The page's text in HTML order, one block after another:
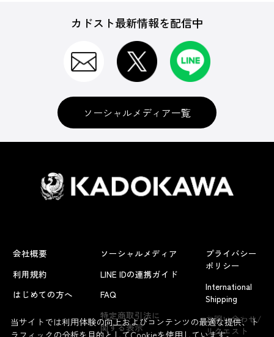
よくあるお問い合わせ
カドスト最新情報を配信中
ソーシャルメディア一覧
会社概要
利用規約
はじめての方へ
ソーシャルメディア
LINE IDの連携ガイド
FAQ
特定商取引法に
関する表示
プライバシー
ポリシー
International
Shipping
お問い合わせ/
リクエスト
当サイトでは利用体験の向上およびコンテンツの最適な提供、ト